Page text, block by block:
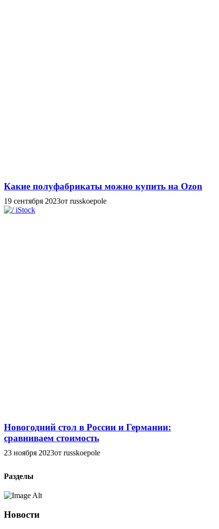
Какие полуфабрикаты можно купить на Ozon
19 сентября 2023от russkoepole
Новогодний стол в России и Германии:
сравниваем стоимость
23 ноября 2023от russkoepole
Разделы
Новости